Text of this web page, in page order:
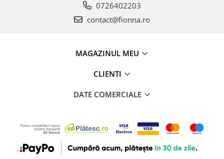
0726402203
contact@fionna.ro
MAGAZINUL MEU
CLIENTI
DATE COMERCIALE